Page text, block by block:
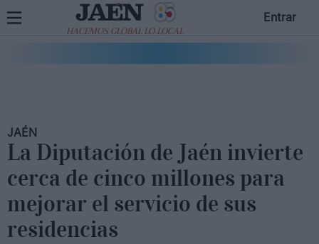
HACEMOS GLOBAL LO LOCAL
Entrar
JAÉN
La Diputación de Jaén invierte
cerca de cinco millones para
mejorar el servicio de sus
residencias